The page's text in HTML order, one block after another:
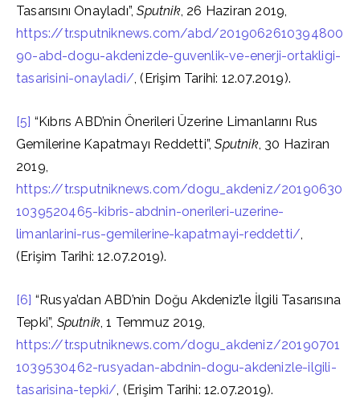
Tasarısını Onayladı”,Sputnik, 26 Haziran 2019,
https://tr.sputniknews.com/abd/2019062610394800
90-abd-dogu-akdenizde-guvenlik-ve-enerji-ortakligi-
tasarisini-onayladi/, (Erişim Tarihi: 12.07.2019).
[5] “Kıbrıs ABD’nin Önerileri Üzerine Limanlarını Rus
Gemilerine Kapatmayı Reddetti”,Sputnik, 30 Haziran
2019,
https://tr.sputniknews.com/dogu_akdeniz/20190630
1039520465-kibris-abdnin-onerileri-uzerine-
limanlarini-rus-gemilerine-kapatmayi-reddetti/,
(Erişim Tarihi: 12.07.2019).
[6] “Rusya’dan ABD’nin Doğu Akdeniz’le İlgili Tasarısına
Tepki”, Sputnik, 1 Temmuz 2019,
https://tr.sputniknews.com/dogu_akdeniz/20190701
1039530462-rusyadan-abdnin-dogu-akdenizle-ilgili-
tasarisina-tepki/, (Erişim Tarihi: 12.07.2019).